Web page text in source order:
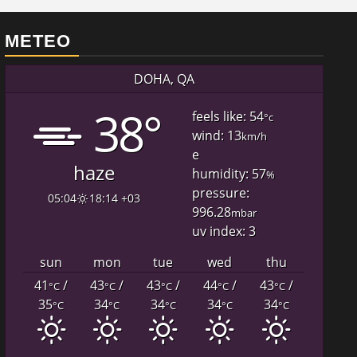
METEO
DOHA, QA
38°
haze
05:04 18:14 +03
feels like: 54°c
wind: 13km/h
e
humidity: 57%
pressure:
996.28mbar
uv index: 3
sun
mon tue wed
thu
41°C/
35°C
43°C/
34°C
43°C/
34°C
44°C/
34°C
43°C/
34°C